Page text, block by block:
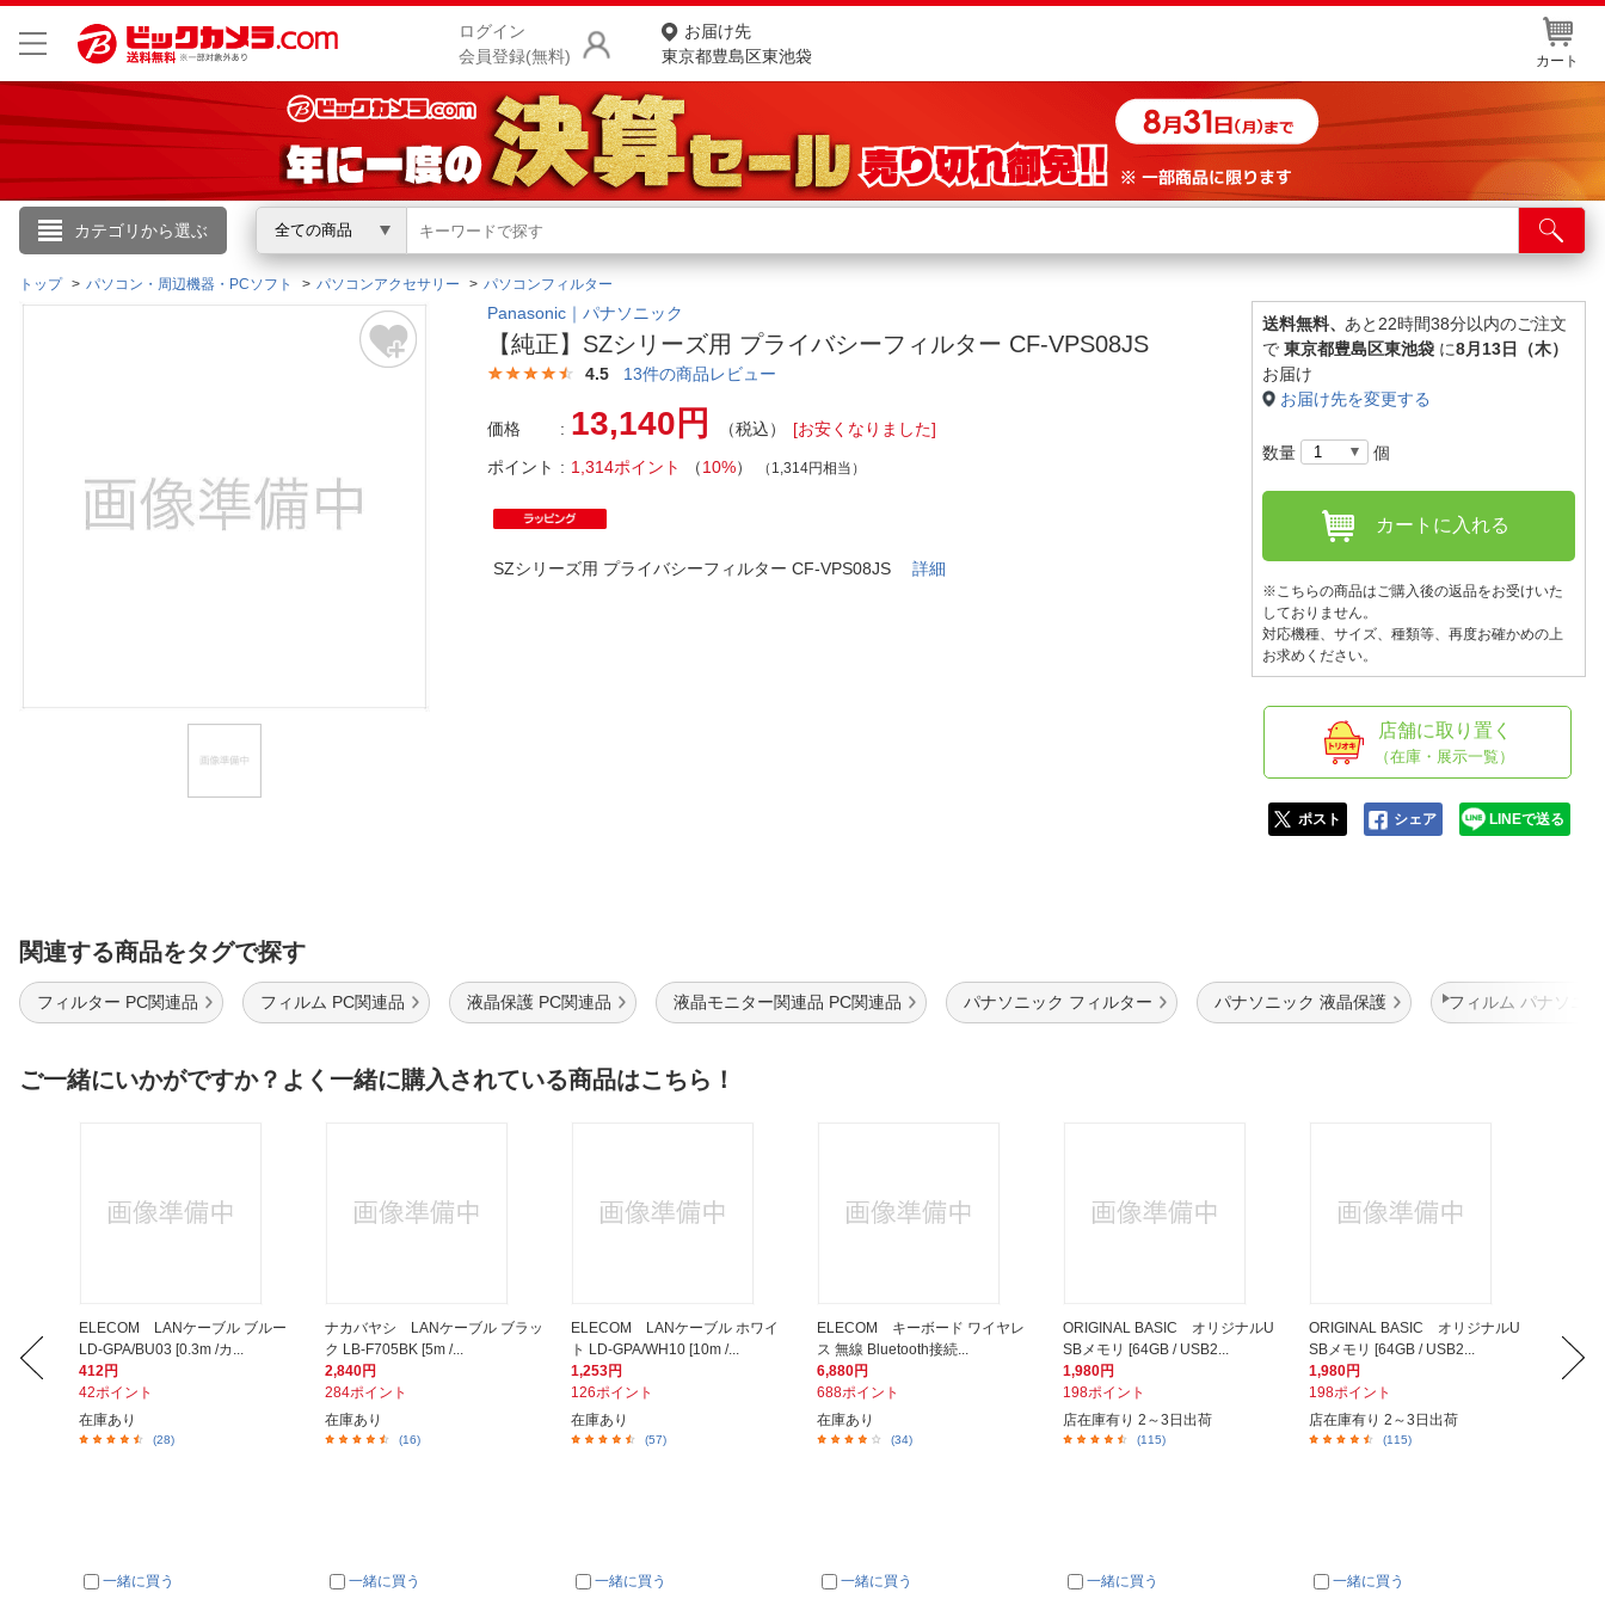
ログイン
会員登録(無料)
お届け先
東京都豊島区東池袋
カート
カテゴリから選ぶ 全ての商品
こんにちは
ログイン
閲覧履歴
商品をさがす
ランキングからさがす
カテゴリ一覧からさがす
お客様サポート
店舗サービス
ネット取り置き
店舗情報・店舗一覧
トップ パソコン・周辺機器・PCソフト パソコンアクセサリー パソコンフィルター
Panasonic｜パナソニック
【純正】SZシリーズ用 プライバシーフィルター CF-VPS08JS
4.5 13件の商品レビュー
価格 13,140円 （税込）
[お安くなりました]
ポイント
1,314ポイント （10%） （1,314円相当）
SZシリーズ用 プライバシーフィルター CF-VPS08JS詳細
送料無料、 あと22時間38分以内のご注文
で 東京都豊島区東池袋 に8月13日（木）
お届け
お届け先を変更する
数量 個
カートに入れる
※こちらの商品はご購入後の返品をお受けいた
しておりません。
対応機種、サイズ、種類等、再度お確かめの上
お求めください。
店舗に取り置く
（在庫・展示一覧）
ポスト シェア LINEで送る
関連する商品をタグで探す
フィルター PC関連品 フィルム PC関連品 液晶保護 PC関連品 液晶モニター関連品 PC関連品 パナソニック フィルター パナソニック 液晶保護 フィルム パナソニ
ご一緒にいかがですか？よく一緒に購入されている商品はこちら！
ELECOM LANケーブル ブルー
LD-GPA/BU03 [0.3m /カ...
412円
42ポイント
在庫あり
(28)
一緒に買う
ナカバヤシ LANケーブル ブラッ
ク LB-F705BK [5m /...
2,840円
284ポイント
在庫あり
(16)
一緒に買う
ELECOM LANケーブル ホワイ
ト LD-GPA/WH10 [10m /...
1,253円
126ポイント
在庫あり
(57)
一緒に買う
ELECOM キーボード ワイヤレ
ス 無線 Bluetooth接続...
6,880円
688ポイント
在庫あり
(34)
一緒に買う
ORIGINAL BASIC オリジナルU
SBメモリ [64GB / USB2...
1,980円
198ポイント
店在庫有り 2～3日出荷
(115)
一緒に買う
ORIGINAL BASIC オリジナルU
SBメモリ [64GB / USB2...
1,980円
198ポイント
店在庫有り 2～3日出荷
(115)
一緒に買う
5,580円